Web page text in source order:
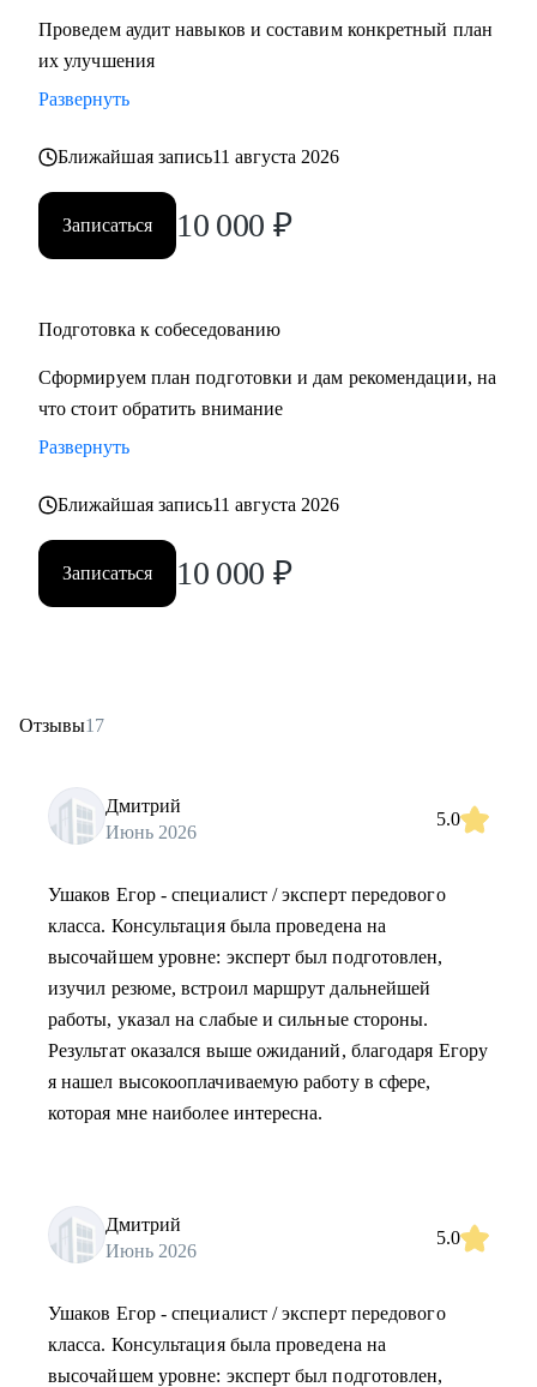
Проведем аудит навыков и составим конкретный план
их улучшения
Развернуть
Ближайшая запись11 августа 2026
Записаться 10 000 ₽
Подготовка к собеседованию
Сформируем план подготовки и дам рекомендации, на
что стоит обратить внимание
Развернуть
Ближайшая запись11 августа 2026
Записаться 10 000 ₽
Отзывы17
Дмитрий
Июнь 2026
5.0
Ушаков Егор - специалист / эксперт передового
класса. Консультация была проведена на
высочайшем уровне: эксперт был подготовлен,
изучил резюме, встроил маршрут дальнейшей
работы, указал на слабые и сильные стороны.
Результат оказался выше ожиданий, благодаря Егору
я нашел высокооплачиваемую работу в сфере,
которая мне наиболее интересна.
Дмитрий
Июнь 2026
5.0
Ушаков Егор - специалист / эксперт передового
класса. Консультация была проведена на
высочайшем уровне: эксперт был подготовлен,